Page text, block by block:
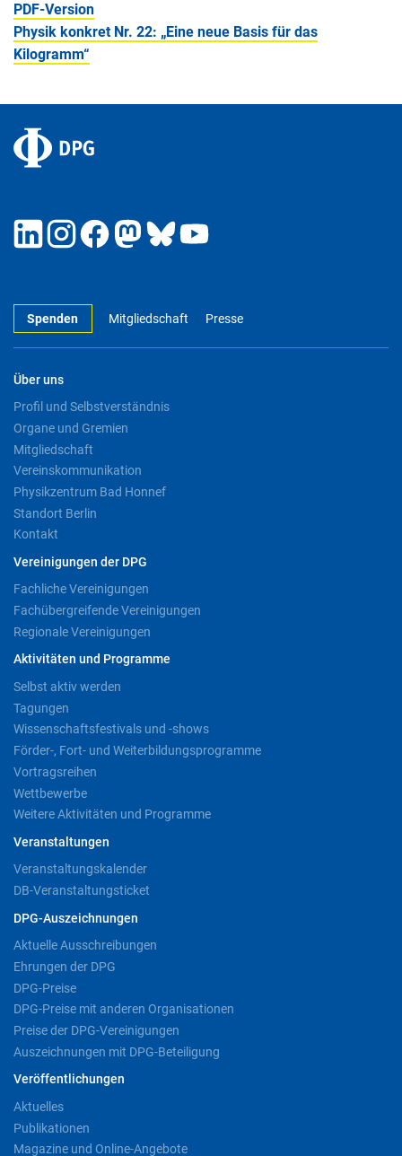
PDF-Version
Physik konkret Nr. 22: „Eine neue Basis für das
Kilogramm“
Spenden Mitgliedschaft Presse
Über uns
Profil und Selbstverständnis
Organe und Gremien
Mitgliedschaft
Vereinskommunikation
Physikzentrum Bad Honnef
Standort Berlin
Kontakt
Vereinigungen der DPG
Fachliche Vereinigungen
Fachübergreifende Vereinigungen
Regionale Vereinigungen
Aktivitäten und Programme
Selbst aktiv werden
Tagungen
Wissenschaftsfestivals und -shows
Förder-, Fort- und Weiterbildungsprogramme
Vortragsreihen
Wettbewerbe
Weitere Aktivitäten und Programme
Veranstaltungen
Veranstaltungskalender
DB-Veranstaltungsticket
DPG-Auszeichnungen
Aktuelle Ausschreibungen
Ehrungen der DPG
DPG-Preise
DPG-Preise mit anderen Organisationen
Preise der DPG-Vereinigungen
Auszeichnungen mit DPG-Beteiligung
Veröffentlichungen
Aktuelles
Publikationen
Magazine und Online-Angebote